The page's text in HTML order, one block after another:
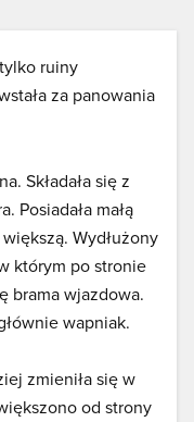
ruiny
za panowania
Składała się z
Posiadała małą
Wydłużony
którym po stronie
brama wjazdowa.
wapniak.
zmieniła się w
od strony